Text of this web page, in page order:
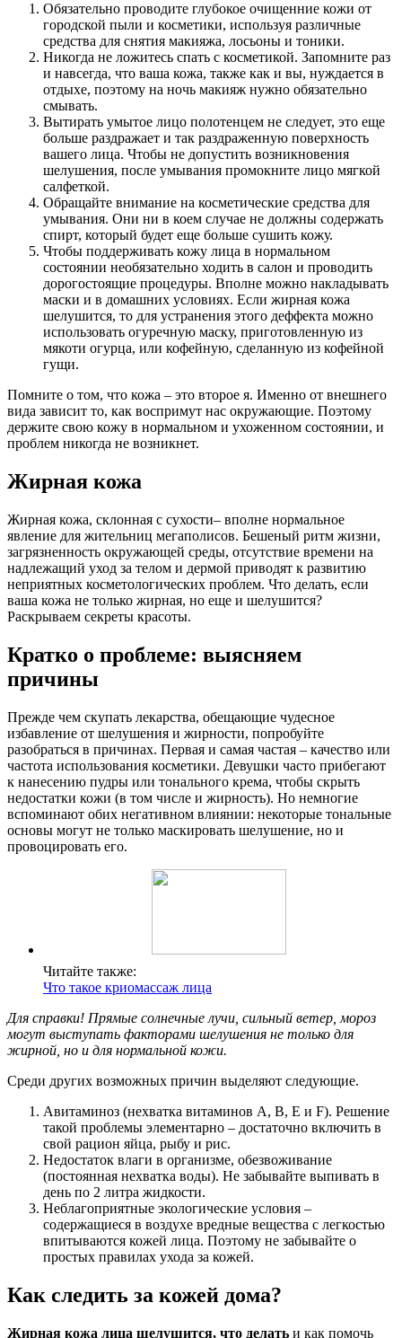
Обязательно проводите глубокое очищенние кожи от
городской пыли и косметики, используя различные
средства для снятия макияжа, лосьоны и тоники.
Никогда не ложитесь спать с косметикой. Запомните раз
и навсегда, что ваша кожа, также как и вы, нуждается в
отдыхе, поэтому на ночь макияж нужно обязательно
смывать.
Вытирать умытое лицо полотенцем не следует, это еще
больше раздражает и так раздраженную поверхность
вашего лица. Чтобы не допустить возникновения
шелушения, после умывания промокните лицо мягкой
салфеткой.
Обращайте внимание на косметические средства для
умывания. Они ни в коем случае не должны содержать
спирт, который будет еще больше сушить кожу.
Чтобы поддерживать кожу лица в нормальном
состоянии необязательно ходить в салон и проводить
дорогостоящие процедуры. Вполне можно накладывать
маски и в домашних условиях. Если жирная кожа
шелушится, то для устранения этого деффекта можно
использовать огуречную маску, приготовленную из
мякоти огурца, или кофейную, сделанную из кофейной
гущи.
Помните о том, что кожа – это второе я. Именно от внешнего
вида зависит то, как воспримут нас окружающие. Поэтому
держите свою кожу в нормальном и ухоженном состоянии, и
проблем никогда не возникнет.
Жирная кожа
Жирная кожа, склонная с сухости– вполне нормальное
явление для жительниц мегаполисов. Бешеный ритм жизни,
загрязненность окружающей среды, отсутствие времени на
надлежащий уход за телом и дермой приводят к развитию
неприятных косметологических проблем. Что делать, если
ваша кожа не только жирная, но еще и шелушится?
Раскрываем секреты красоты.
Кратко о проблеме: выясняем
причины
Прежде чем скупать лекарства, обещающие чудесное
избавление от шелушения и жирности, попробуйте
разобраться в причинах. Первая и самая частая – качество или
частота использования косметики. Девушки часто прибегают
к нанесению пудры или тонального крема, чтобы скрыть
недостатки кожи (в том числе и жирность). Но немногие
вспоминают обих негативном влиянии: некоторые тональные
основы могут не только маскировать шелушение, но и
провоцировать его.
Читайте также:
Что такое криомассаж лица
Для справки! Прямые солнечные лучи, сильный ветер, мороз
могут выступать факторами шелушения не только для
жирной, но и для нормальной кожи.
Среди других возможных причин выделяют следующие.
Авитаминоз (нехватка витаминов А, В, Е и F). Решение
такой проблемы элементарно – достаточно включить в
свой рацион яйца, рыбу и рис.
Недостаток влаги в организме, обезвоживание
(постоянная нехватка воды). Не забывайте выпивать в
день по 2 литра жидкости.
Неблагоприятные экологические условия –
содержащиеся в воздухе вредные вещества с легкостью
впитываются кожей лица. Поэтому не забывайте о
простых правилах ухода за кожей.
Как следить за кожей дома?
Жирная кожа лица шелушится, что делать и как помочь